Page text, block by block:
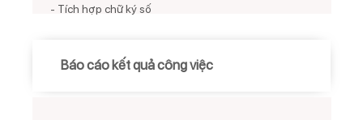
- Tích hợp chữ ký số
Báo cáo kết quả công việc